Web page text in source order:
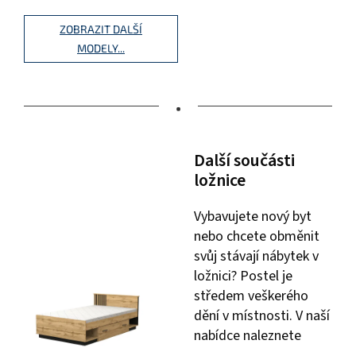
ZOBRAZIT DALŠÍ
MODELY...
•
Další součásti
ložnice
Vybavujete nový byt
nebo chcete obměnit
svůj stávají nábytek v
ložnici? Postel je
středem veškerého
dění v místnosti. V naší
nabídce naleznete